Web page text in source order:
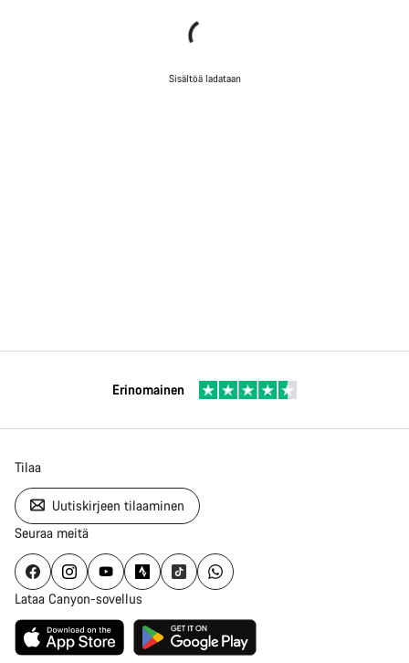
Sisältöä ladataan
Erinomainen
Tilaa
Uutiskirjeen tilaaminen
Seuraa meitä
Lataa Canyon-sovellus